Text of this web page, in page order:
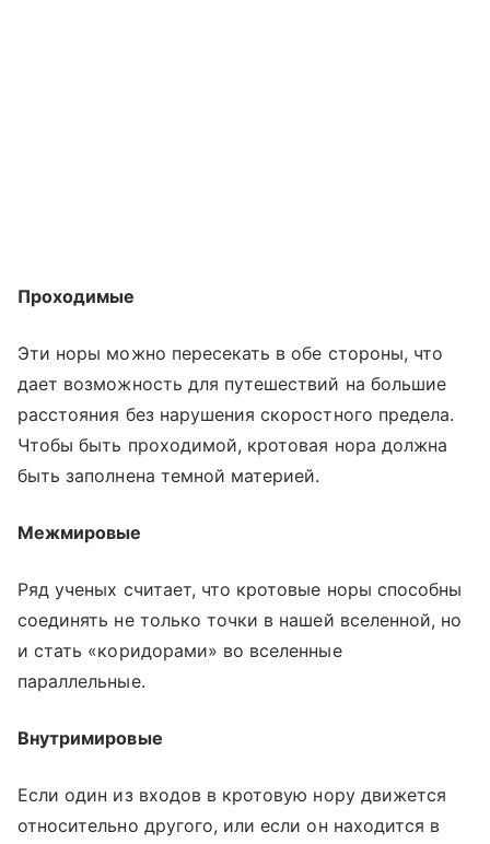
Проходимые
Эти норы можно пересекать в обе стороны, что
дает возможность для путешествий на большие
расстояния без нарушения скоростного предела.
Чтобы быть проходимой, кротовая нора должна
быть заполнена темной материей.
Межмировые
Ряд ученых считает, что кротовые норы способны
соединять не только точки в нашей вселенной, но
и стать «коридорами» во вселенные
параллельные.
Внутримировые
Если один из входов в кротовую нору движется
относительно другого, или если он находится в